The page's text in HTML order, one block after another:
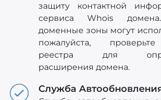
защиту контактной
сервиса Whois
доменные зоны могут
пожалуйста,
реестра для
расширения домена.
Служба